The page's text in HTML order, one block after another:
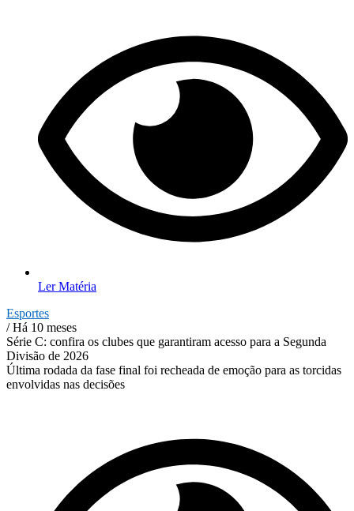
Ler Matéria
Esportes
/ Há 10 meses
Série C: confira os clubes que garantiram acesso para a Segunda
Divisão de 2026
Última rodada da fase final foi recheada de emoção para as torcidas
envolvidas nas decisões